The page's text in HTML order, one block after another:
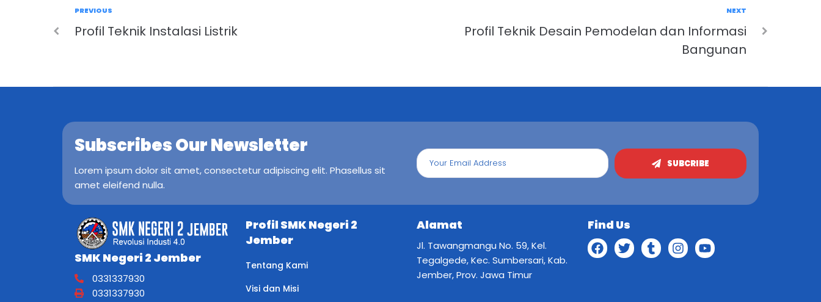
PREVIOUS
Profil Teknik Instalasi Listrik
NEXT
Profil Teknik Desain Pemodelan dan Informasi
Bangunan
Subscribes Our Newsletter
Lorem ipsum dolor sit amet, consectetur adipiscing elit. Phasellus sit
amet eleifend nulla.
SUBCRIBE
SMK Negeri 2 Jember
0331337930
0331337930
Profil SMK Negeri 2
Jember
Tentang Kami
Visi dan Misi
Alamat
Jl. Tawangmangu No. 59, Kel.
Tegalgede, Kec. Sumbersari, Kab.
Jember, Prov. Jawa Timur
Find Us